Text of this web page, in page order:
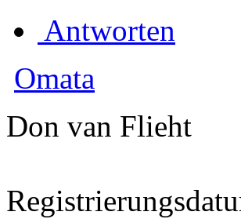
Antworten
Omata
Don van Flieht